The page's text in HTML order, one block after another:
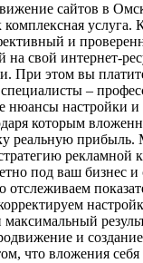
сайтов в
комплексная услуга.
и
на свой интернет-
При этом вы
–
нюансы настройки и
которым
реальную прибыль.
рекламной
под ваш бизнес
отслеживаем
и
что вложения